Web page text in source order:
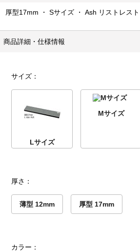
厚型17mm ・ Sサイズ ・ Ash リストレスト
商品詳細・仕様情報
サイズ：
Lサイズ
Mサイズ
厚さ：
薄型 12mm 厚型 17mm
カラー：